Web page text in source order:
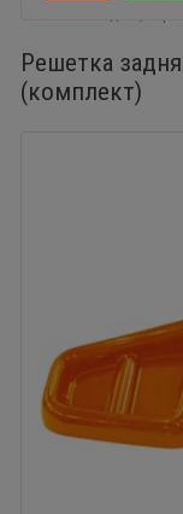
Решетка задняя,
Решетка
(комплект)